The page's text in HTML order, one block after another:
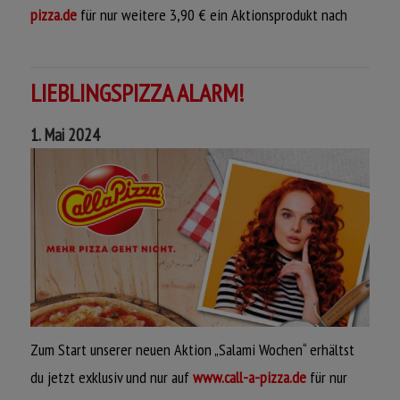
pizza.de für nur weitere 3,90 € ein Aktionsprodukt nach
Viel Spaß beim Bestellen,
LIEBLINGSPIZZA ALARM!
1. Mai 2024
Zum Start unserer neuen Aktion „Salami Wochen“ erhältst
du jetzt exklusiv und nur aufwww.call-a-pizza.de für nur